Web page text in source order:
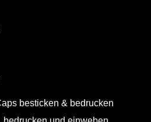
besticken & bedrucken